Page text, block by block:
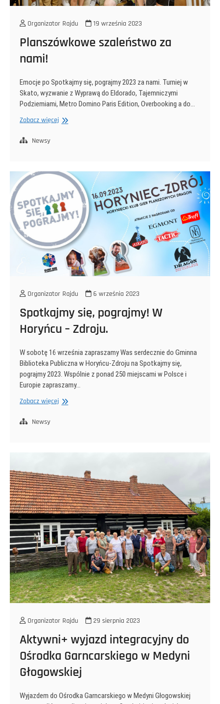
Organizator Rajdu 19 września 2023
Planszówkowe szaleństwo za
nami!
Emocje po Spotkajmy się, pograjmy 2023 za nami. Turniej w
Skato, wyzwanie z Wyprawą do Eldorado, Tajemniczymi
Podziemiami, Metro Domino Paris Edition, Overbooking a do…
Zobacz więcej Planszówkowe
Newsy
Organizator Rajdu 6 września 2023
Spotkajmy się, pograjmy! W
Horyńcu – Zdroju.
W sobotę 16 września zapraszamy Was serdecznie do Gminna
Biblioteka Publiczna w Horyńcu-Zdroju na Spotkajmy się,
pograjmy 2023. Wspólnie z ponad 250 miejscami w Polsce i
Europie zapraszamy…
Zobacz więcej Spotkajmy
Newsy
Organizator Rajdu 29 sierpnia 2023
Aktywni+ wyjazd integracyjny do
Ośrodka Garncarskiego w Medyni
Głogowskiej
Wyjazdem do Ośrodka Garncarskiego w Medyni Głogowskiej